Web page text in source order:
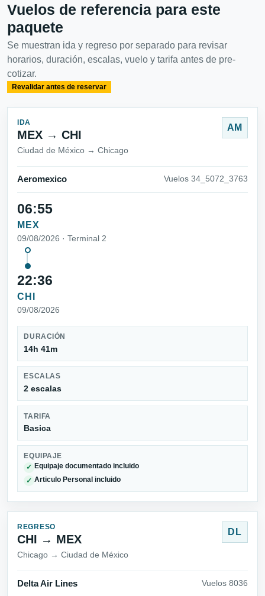
Vuelos de referencia para este
paquete
Se muestran ida y regreso por separado para revisar
horarios, duración, escalas, vuelo y tarifa antes de pre-
cotizar.
Revalidar antes de reservar
IDA
MEX → CHI
Ciudad de México → Chicago
AM
Aeromexico Vuelos 34_5072_3763
06:55
MEX
09/08/2026 · Terminal 2
22:36
CHI
09/08/2026
DURACIÓN
14h 41m
ESCALAS
2 escalas
TARIFA
Basica
EQUIPAJE
✓ Equipaje documentado incluido
✓ Articulo Personal incluido
REGRESO
CHI → MEX
Chicago → Ciudad de México
DL
Delta Air Lines Vuelos 8036